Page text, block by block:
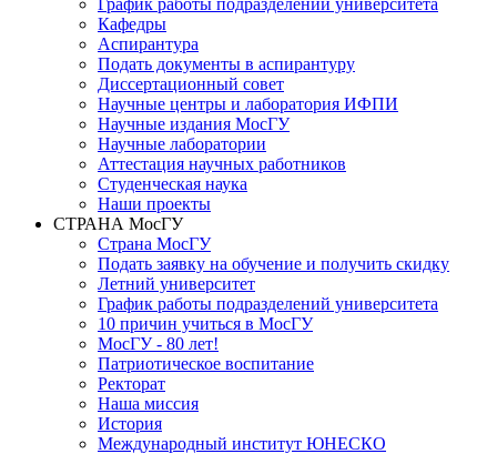
График работы подразделений университета
Кафедры
Аспирантура
Подать документы в аспирантуру
Диссертационный совет
Научные центры и лаборатория ИФПИ
Научные издания МосГУ
Научные лаборатории
Аттестация научных работников
Студенческая наука
Наши проекты
СТРАНА МосГУ
Страна МосГУ
Подать заявку на обучение и получить скидку
Летний университет
График работы подразделений университета
10 причин учиться в МосГУ
МосГУ - 80 лет!
Патриотическое воспитание
Ректорат
Наша миссия
История
Международный институт ЮНЕСКО